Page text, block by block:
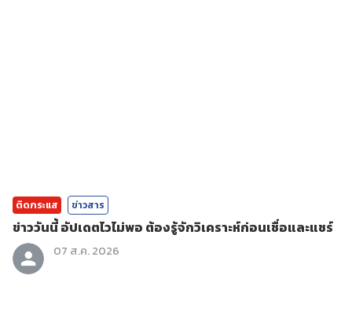
ติดกระแส ข่าวสาร
ข่าววันนี้ อัปเดตไวไม่พอ ต้องรู้จักวิเคราะห์ก่อนเชื่อและแชร์
07 ส.ค. 2026